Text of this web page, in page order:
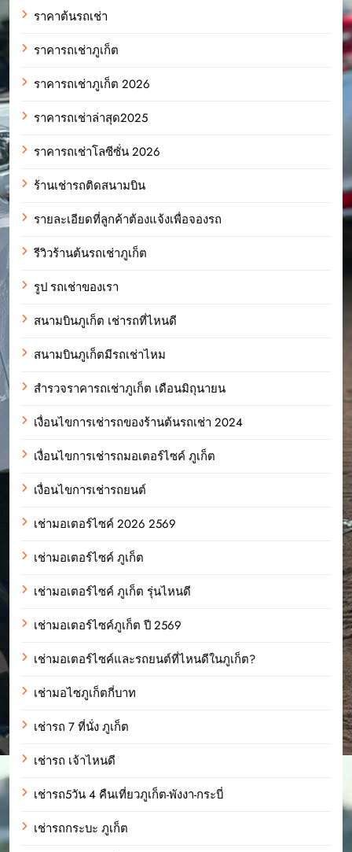
ราคาต้นรถเช่า
ราคารถเช่าภูเก็ต
ราคารถเช่าภูเก็ต 2026
ราคารถเช่าล่าสุด2025
ราคารถเช่าโลซีซั่น 2026
ร้านเช่ารถติดสนามบิน
รายละเอียดที่ลูกค้าต้องแจ้งเพื่อจองรถ
รีวิวร้านต้นรถเช่าภูเก็ต
รูป รถเช่าของเรา
สนามบินภูเก็ต เช่ารถที่ไหนดี
สนามบินภูเก็ตมีรถเช่าไหม
สำรวจราคารถเช่าภูเก็ต เดือนมิถุนายน
เงื่อนไขการเช่ารถของร้านต้นรถเช่า 2024
เงื่อนไขการเช่ารถมอเตอร์ไซค์ ภูเก็ต
เงื่อนไขการเช่ารถยนต์
เช่ามอเตอร์ไซค์ 2026 2569
เช่ามอเตอร์ไซค์ ภูเก็ต
เช่ามอเตอร์ไซค์ ภูเก็ต รุ่นไหนดี
เช่ามอเตอร์ไซค์ภูเก็ต ปี 2569
เช่ามอเตอร์ไซค์และรถยนต์ที่ไหนดีในภูเก็ต?
เช่ามอไซภูเก็ตกี่บาท
เช่ารถ 7 ที่นั่ง ภูเก็ต
เช่ารถ เจ้าไหนดี
เช่ารถ5วัน 4 คืนเที่ยวภูเก็ต-พังงา-กระบี่
เช่ารถกระบะ ภูเก็ต